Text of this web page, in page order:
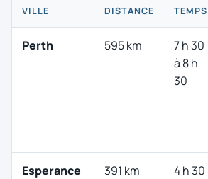
VILLE DISTANCE TEMPS
Perth 595 km
7 h 30
à 8 h
30
Esperance 391 km
4 h 30